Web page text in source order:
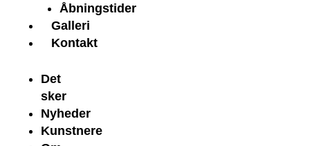
Åbningstider
Galleri
Kontakt
Det
sker
Nyheder
Kunstnere